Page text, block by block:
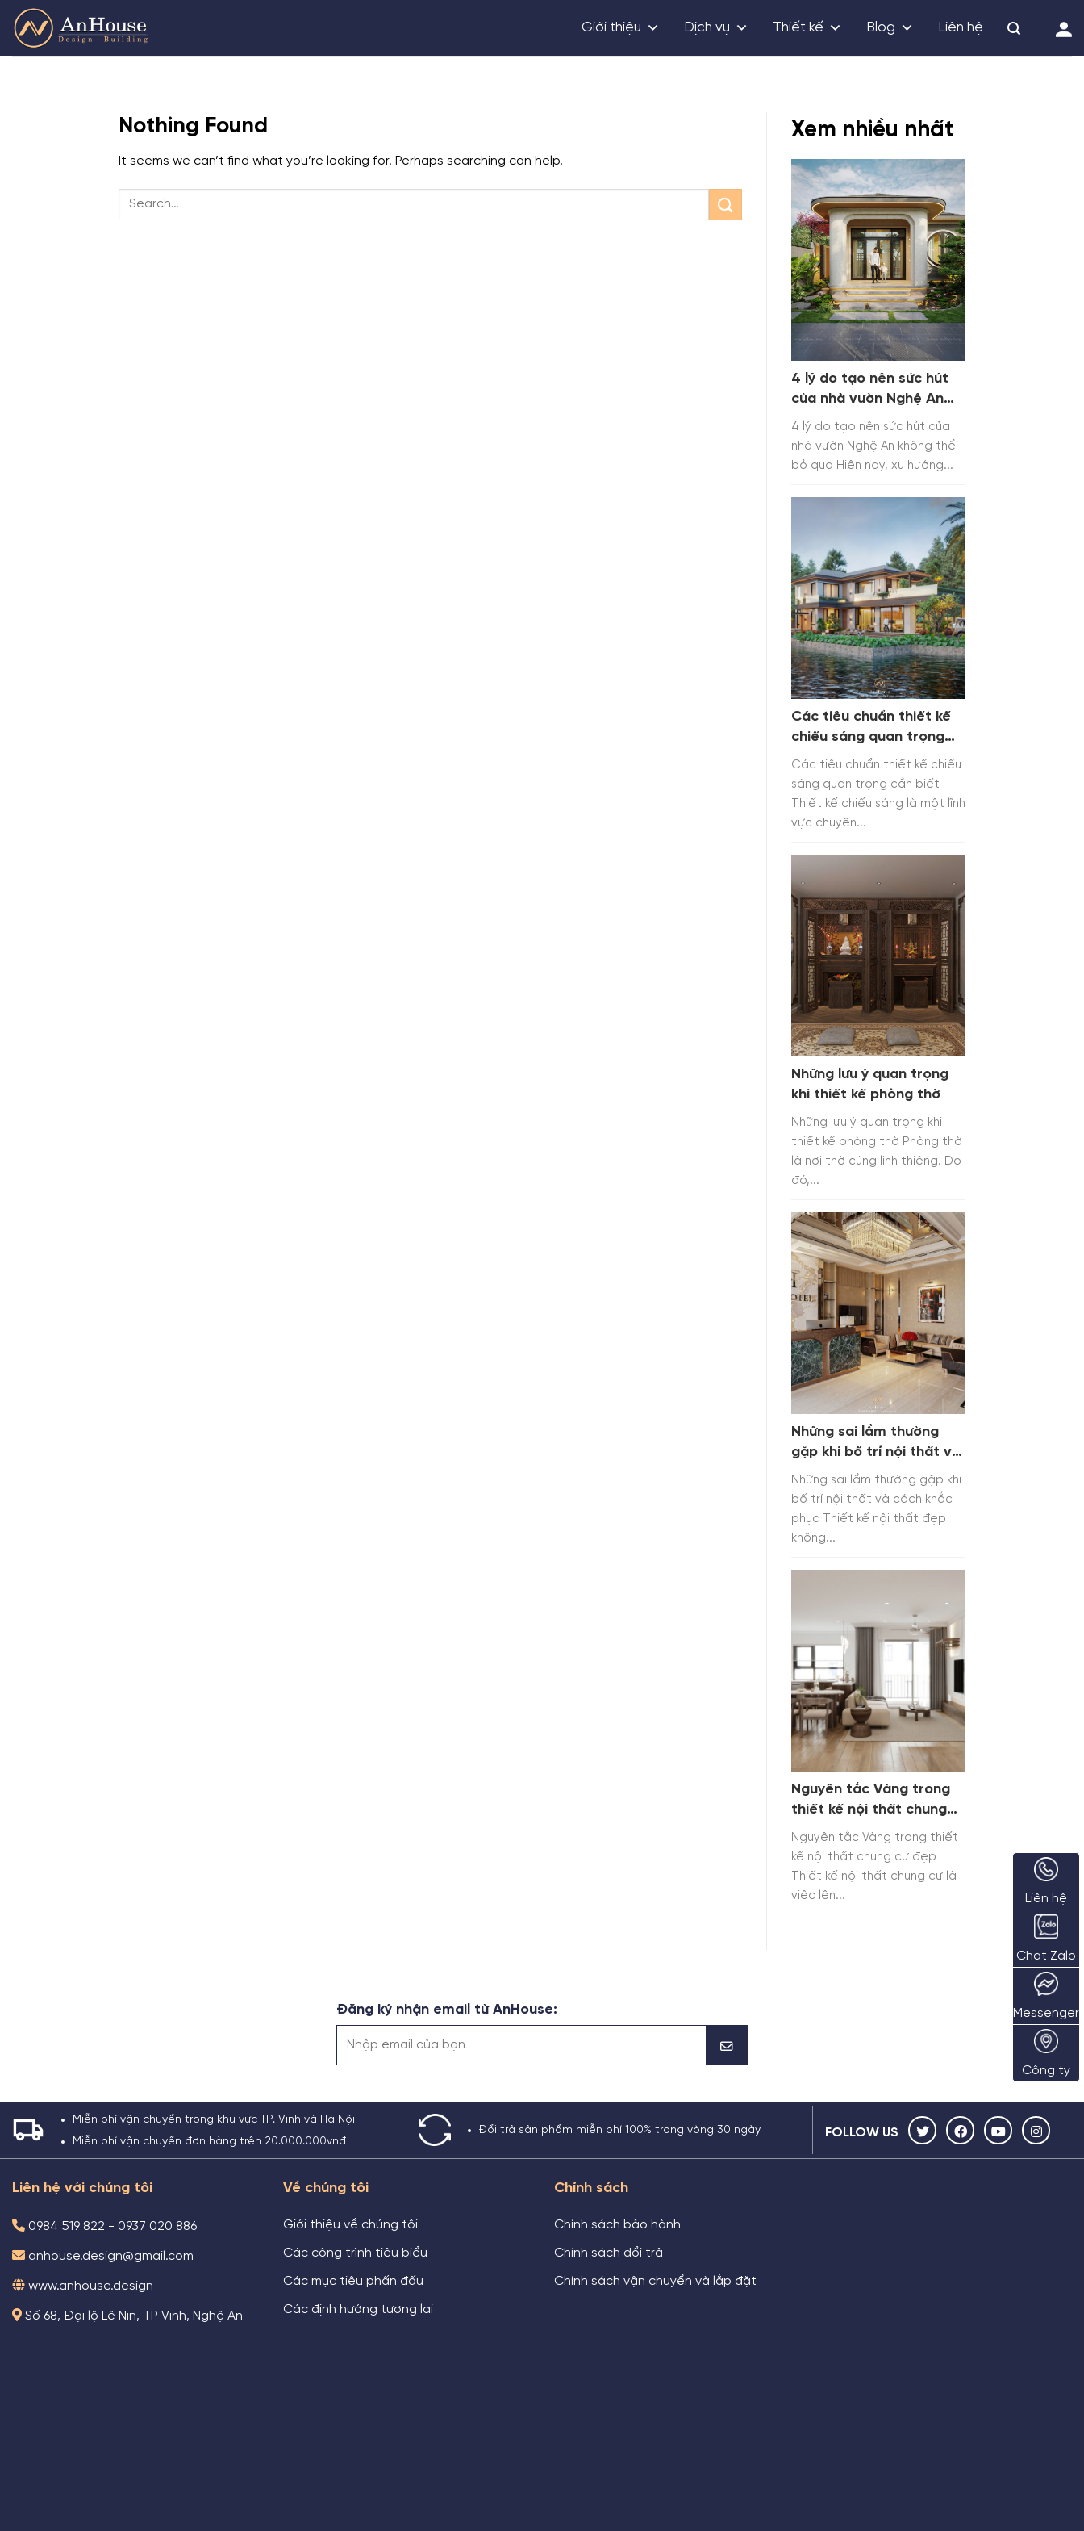
Skip
content
Giới thiệu Dịch vụ Thiết kế Blog Liên hệ -
Nothing Found
It seems we can’t find what you’re looking for. Perhaps searching can help.
Xem nhiều nhất
4 lý do tạo nên sức hút
của nhà vườn Nghệ An
không thể bỏ qua
4 lý do tạo nên sức hút của
nhà vườn Nghệ An không thể
bỏ qua Hiện nay, xu hướng...
Các tiêu chuẩn thiết kế
chiếu sáng quan trọng
cần biết
Các tiêu chuẩn thiết kế chiếu
sáng quan trọng cần biết
Thiết kế chiếu sáng là một lĩnh
vực chuyên...
Những lưu ý quan trọng
khi thiết kế phòng thờ
Những lưu ý quan trọng khi
thiết kế phòng thờ Phòng thờ
là nơi thờ cúng linh thiêng. Do
đó,...
Những sai lầm thường
gặp khi bố trí nội thất và
cách khắc phục
Những sai lầm thường gặp khi
bố trí nội thất và cách khắc
phục Thiết kế nội thất đẹp
không...
Nguyên tắc Vàng trong
thiết kế nội thất chung
cư đẹp
Nguyên tắc Vàng trong thiết
kế nội thất chung cư đẹp
Thiết kế nội thất chung cư là
việc lên...
Đăng ký nhận email từ AnHouse:
Liên hệ
Chat Zalo
Messenger
Công ty
Miễn phí vận chuyển trong khu vực TP. Vinh và Hà Nội
Miễn phí vận chuyển đơn hàng trên 20.000.000vnđ
Đổi trả sản phẩm miễn phí 100% trong vòng 30 ngày FOLLOW US
Liên hệ với chúng tôi
0984 519 822 - 0937 020 886
anhouse.design@gmail.com
www.anhouse.design
Số 68, Đại lộ Lê Nin, TP Vinh, Nghệ An
Về chúng tôi
Giới thiệu về chúng tôi
Các công trình tiêu biểu
Các mục tiêu phấn đấu
Các định hướng tương lai
Chính sách
Chính sách bảo hành
Chính sách đổi trả
Chính sách vận chuyển và lắp đặt